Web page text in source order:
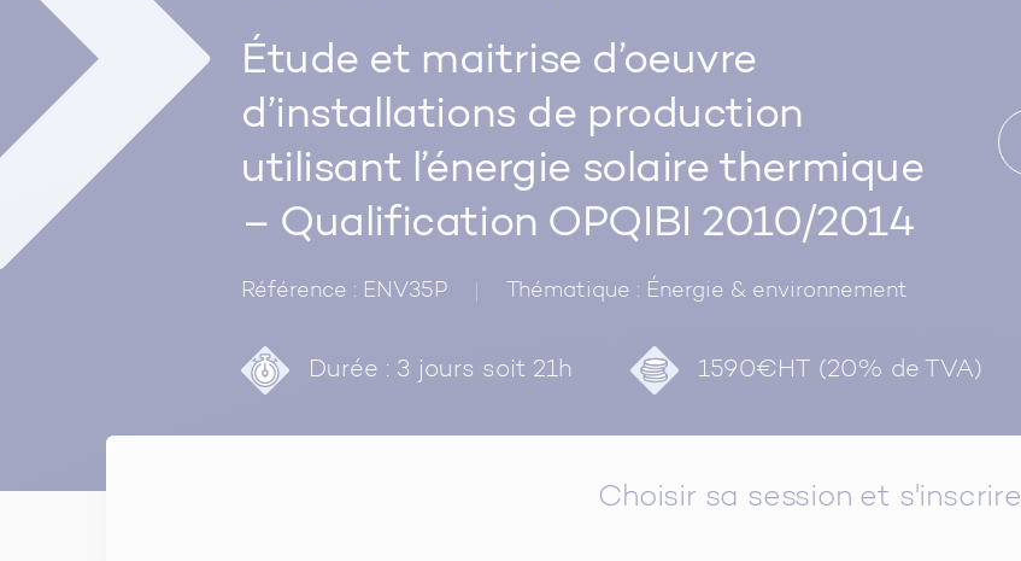
Référentiels NF Habitat - NF Habitat HQE
Tous nos labels et services
Pourquoi certifier avec CERQUAL ?
Étude et maitrise d’oeuvre
d’installations de production
utilisant l’énergie solaire thermique
– Qualification OPQIBI 2010/2014
Référence : ENV35P Thématique : Énergie & environnement
Durée : 3 jours soit 21h 1590€HT (20% de TVA)
Choisir sa session et s'inscrire